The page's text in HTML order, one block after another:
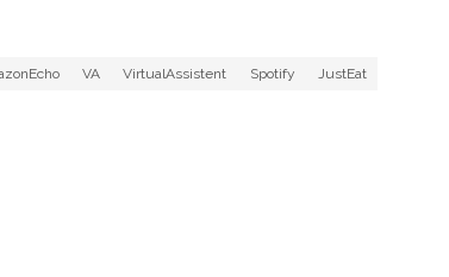
VA VirtualAssistent Spotify JustEat